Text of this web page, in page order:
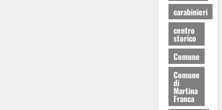
carabinieri
centro
storico
Comune
Comune
di
Martina
Franca